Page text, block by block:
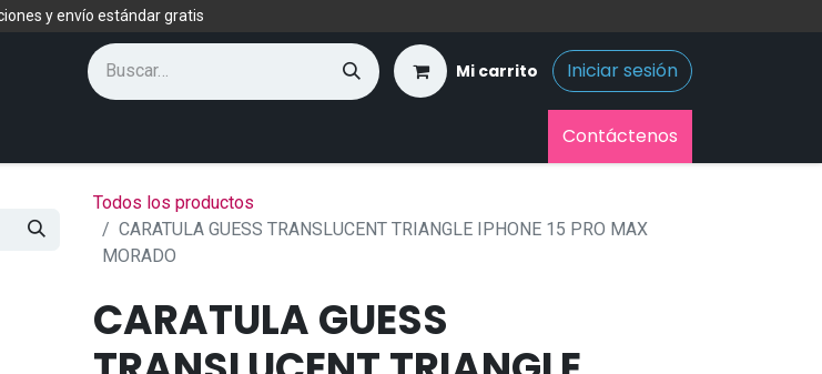
y envío estándar gratis
Mi carrito Iniciar sesión
Contáctenos
Todos los productos
CARATULA GUESS TRANSLUCENT TRIANGLE IPHONE 15 PRO MAX
MORADO
CARATULA GUESS